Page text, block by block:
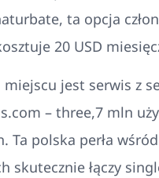
ta opcja
20 USD
jest serwis z
– three,7 mln
Ta polska perła
skutecznie łączy